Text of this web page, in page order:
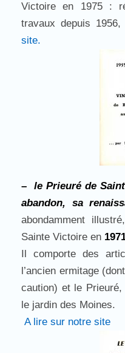
Victoire en 1975 :
travaux depuis
site.
– le Prieuré de
abandon, sa
abondamment
Sainte Victoire en
Il comporte des
l’ancien ermitage
caution) et le
le jardin des Moines.
A lire sur notre site